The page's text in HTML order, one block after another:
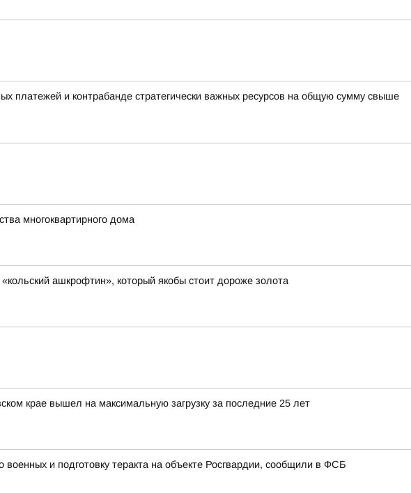
платежей и контрабанде стратегически важных ресурсов на общую сумму свыше
многоквартирного дома
ашкрофтин», который якобы стоит дороже золота
крае вышел на максимальную загрузку за последние 25 лет
и подготовку теракта на объекте Росгвардии, сообщили в ФСБ